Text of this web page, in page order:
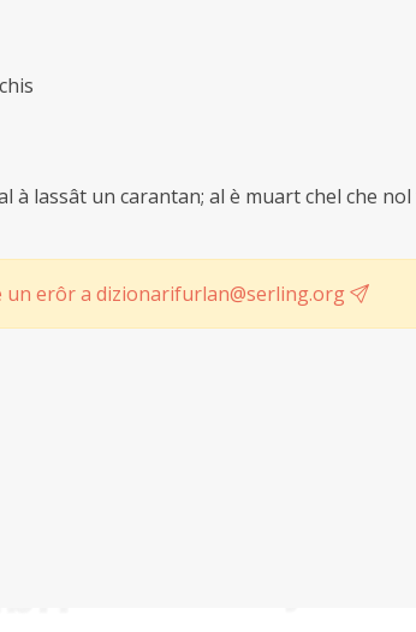
à lassât un carantan; al è muart chel che
un erôr a dizionarifurlan@serling.org